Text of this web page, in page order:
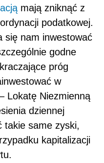
mają zniknąć z
podatkowej.
się nam inwestować
godne
próg
w
Lokatę Niezmienną
dziennej
takie same zyski,
kapitalizacji